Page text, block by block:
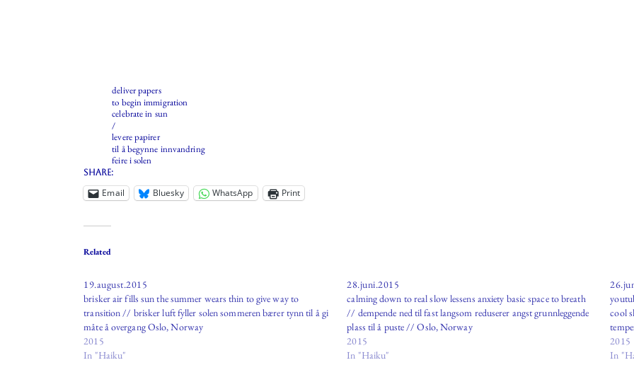
deliver papers
to begin immigration
celebrate in sun
/
levere papirer
til å begynne innvandring
feire i solen
Share:
Email Bluesky WhatsApp Print
Related
19.august.2015
brisker air fills sun the summer wears thin to give way to
transition // brisker luft fyller solen sommeren bærer tynn til å gi
måte å overgang Oslo, Norway
2015
In "Haiku"
28.juni.2015
calming down to real slow lessens anxiety basic space to breath
// dempende ned til fast langsom reduserer angst grunnleggende
plass til å puste // Oslo, Norway
2015
In "Haiku"
cool
2015
In